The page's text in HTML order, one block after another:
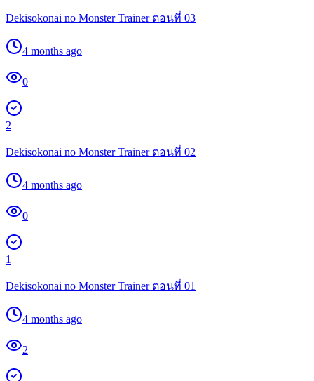
Dekisokonai no Monster Trainer ตอนที่ 03
4 months ago
0
2
Dekisokonai no Monster Trainer ตอนที่ 02
4 months ago
0
1
Dekisokonai no Monster Trainer ตอนที่ 01
4 months ago
2